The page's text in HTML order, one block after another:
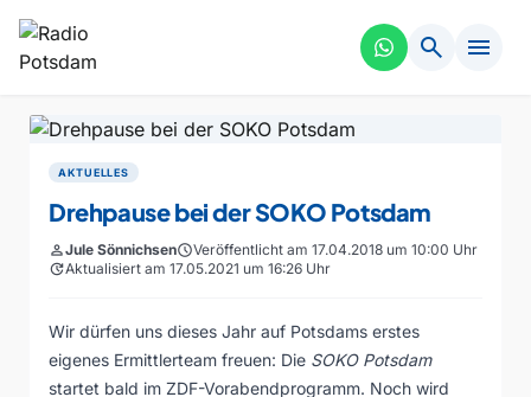
search menu
AKTUELLES
Drehpause bei der SOKO Potsdam
personJule SönnichsenscheduleVeröffentlicht am 17.04.2018 um 10:00 Uhr
updateAktualisiert am 17.05.2021 um 16:26 Uhr
Wir dürfen uns dieses Jahr auf Potsdams erstes
eigenes Ermittlerteam freuen: Die SOKO Potsdam
startet bald im ZDF-Vorabendprogramm. Noch wird